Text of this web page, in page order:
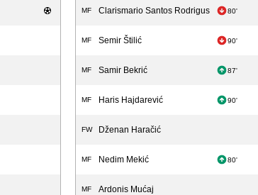
MF Clarismario Santos Rodrigus 80'
MF Semir Štilić 90'
MF Samir Bekrić 87'
MF Haris Hajdarević 90'
FW Dženan Haračić
MF Nedim Mekić 80'
MF Ardonis Mućaj